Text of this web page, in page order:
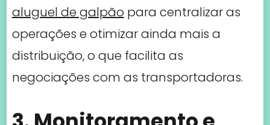
aluguel de galpão para centralizar as
operações e otimizar ainda mais a
distribuição, o que facilita as
negociações com as transportadoras.